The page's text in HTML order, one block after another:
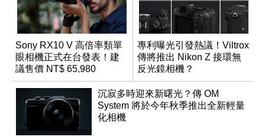
Sony RX10 V 高倍率類單
眼相機正式在台發表！建
議售價 NT$ 65,980
專利曝光引發熱議！Viltrox
傳將推出 Nikon Z 接環無
反光鏡相機？
沉寂多時迎來新曙光？傳 OM
System 將於今年秋季推出全新輕量
化相機